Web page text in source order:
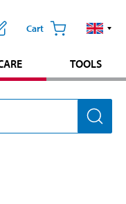
Cart
TOOLS